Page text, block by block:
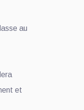
au
et